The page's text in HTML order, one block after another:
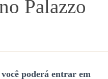
Palazzo
poderá entrar em